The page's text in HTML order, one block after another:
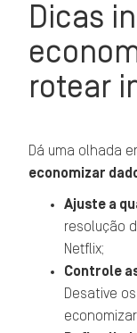
Dicas
rotear
Dá uma olhada
economizar
Ajuste a
resolução
Netflix;
Controle
Desative